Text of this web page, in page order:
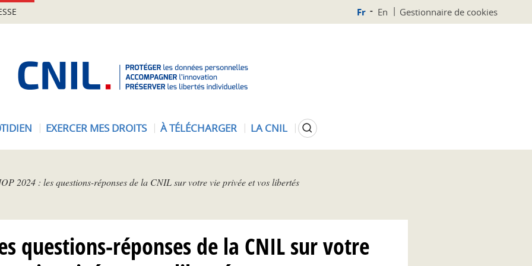
Fr En Gestionnaire de cookies
N
EXERCER MES DROITS À TÉLÉCHARGER LA CNIL Rechercher
2024 : les questions-réponses de la CNIL sur votre vie privée et vos libertés
questions-réponses de la CNIL sur votre